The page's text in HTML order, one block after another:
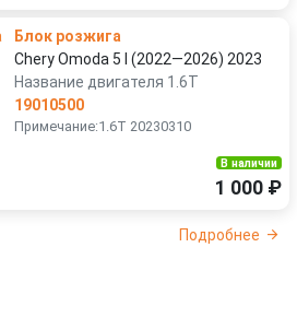
Блок розжига
Chery Omoda 5 I (2022—2026) 2023
Название двигателя 1.6T
19010500
Примечание:1.6T 20230310
В наличии
1 000 ₽
Подробнее